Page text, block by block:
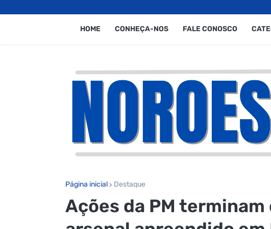
HOME CONHEÇA-NOS FALE CONOSCO
Página inicial Destaque
Ações da PM